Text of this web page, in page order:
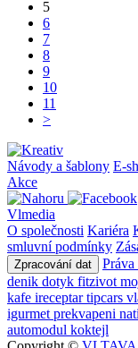
5
6
7
8
9
10
11
>
Návody a šablony E-
Akce
Vlmedia
O společnosti Kariéra
smluvní podmínky
Zpracování dat
Práva
denik dotyk fitzivot
kafe ireceptartipcars
igurmet prekvapeni
automodul koktejl